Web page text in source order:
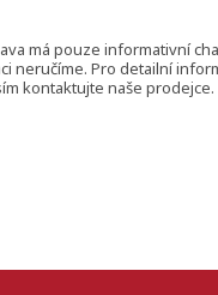
má pouze informativní
neručíme. Pro detailní
kontaktujte naše prodejce.